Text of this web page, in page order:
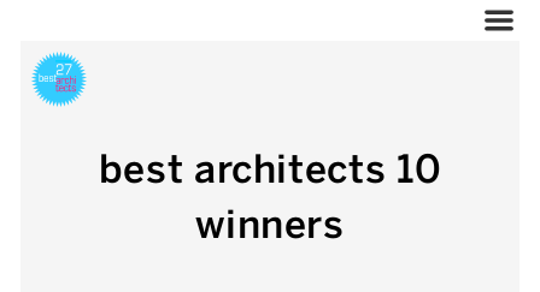
best architects 10
winners